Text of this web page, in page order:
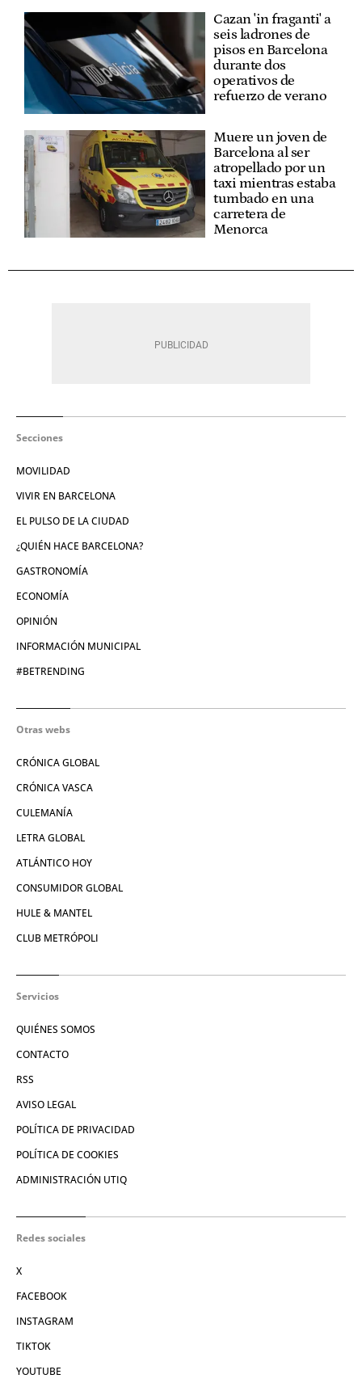
Cazan 'in fraganti' a
seis ladrones de
pisos en Barcelona
durante dos
operativos de
refuerzo de verano
Muere un joven de
Barcelona al ser
atropellado por un
taxi mientras estaba
tumbado en una
carretera de
Menorca
Secciones
MOVILIDAD
VIVIR EN BARCELONA
EL PULSO DE LA CIUDAD
¿QUIÉN HACE BARCELONA?
GASTRONOMÍA
ECONOMÍA
OPINIÓN
INFORMACIÓN MUNICIPAL
#BETRENDING
Otras webs
CRÓNICA GLOBAL
CRÓNICA VASCA
CULEMANÍA
LETRA GLOBAL
ATLÁNTICO HOY
CONSUMIDOR GLOBAL
HULE & MANTEL
CLUB METRÓPOLI
Servicios
QUIÉNES SOMOS
CONTACTO
RSS
AVISO LEGAL
POLÍTICA DE PRIVACIDAD
POLÍTICA DE COOKIES
ADMINISTRACIÓN UTIQ
Redes sociales
X
FACEBOOK
INSTAGRAM
TIKTOK
YOUTUBE